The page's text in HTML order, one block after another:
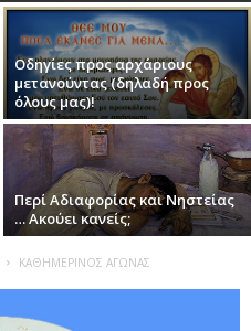
Οδηγίες προς αρχάριους
μετανούντας (δηλαδή προς
όλους μας)!
Περί Αδιαφορίας και Νηστείας
… Ακούει κανείς;
ΚΑΘΗΜΕΡΙΝΟΣ ΑΓΩΝΑΣ